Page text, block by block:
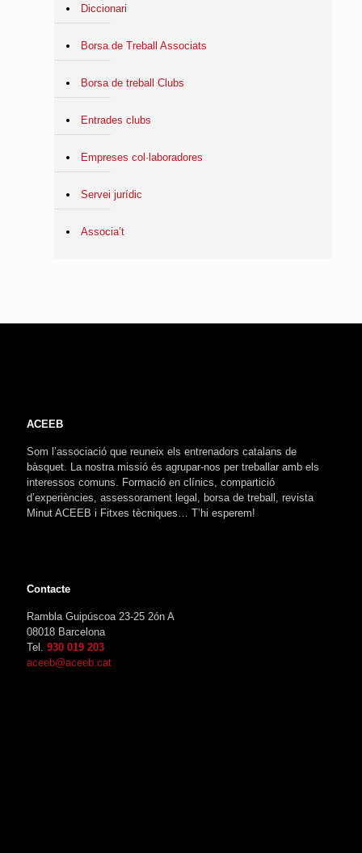
Diccionari
Borsa de Treball Associats
Borsa de treball Clubs
Entrades clubs
Empreses col·laboradores
Servei jurídic
Associa’t
ACEEB
Som l’associació que reuneix els entrenadors catalans de
bàsquet. La nostra missió és agrupar-nos per treballar amb els
interessos comuns. Formació en clínics, compartició
d’experiències, assessorament legal, borsa de treball, revista
Minut ACEEB i Fitxes tècniques… T’hi esperem!
Contacte
Rambla Guipúscoa 23-25 2ón A
08018 Barcelona
Tel. 930 019 203
aceeb@aceeb.cat